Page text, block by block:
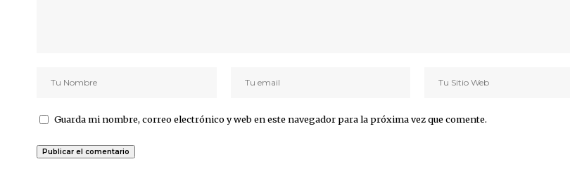
Guarda mi nombre, correo electrónico y web en este navegador para la próxima vez que comente.